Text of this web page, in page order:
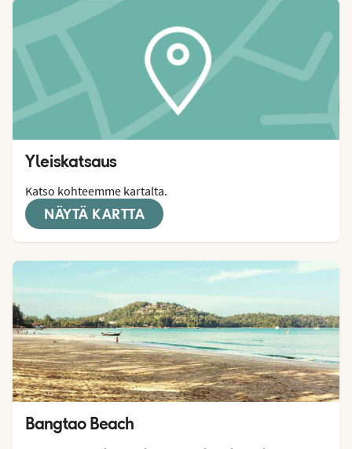
Yleiskatsaus
Katso kohteemme kartalta.
NÄYTÄ KARTTA
Bangtao Beach